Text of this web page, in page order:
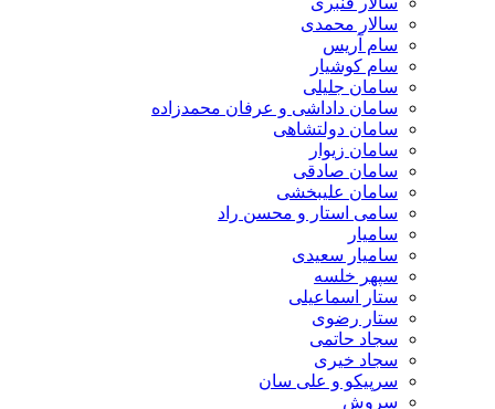
سالار محمدی
سام آریس
سام کوشیار
سامان جلیلی
سامان داداشی و عرفان محمدزاده
سامان دولتشاهی
سامان زیوار
سامان صادقی
سامان علیبخشی
سامی استار و محسن راد
سامیار
سامیار سعیدی
سپهر خلسه
ستار اسماعیلی
ستار رضوی
سجاد حاتمی
سجاد خیری
سرپیکو و علی سان
سروش